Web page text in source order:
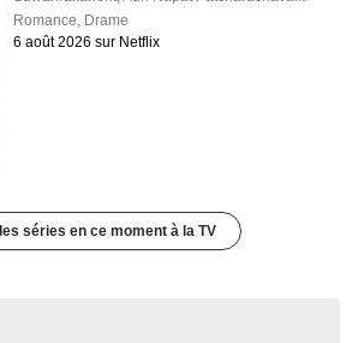
Romance, Drame
6 août 2026 sur Netflix
séries en ce moment à la TV